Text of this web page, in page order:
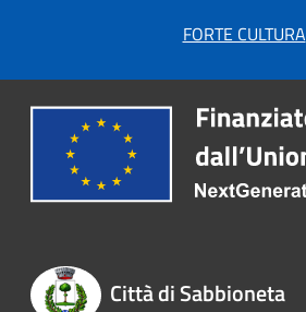
FORTE CULTURA
Città di Sabbioneta